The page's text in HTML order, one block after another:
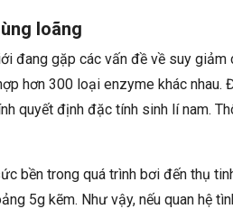
loãng
đang gặp các vấn đề về suy giảm
hơn 300 loại enzyme khác nhau.
quyết định đặc tính sinh lí nam.
bền trong quá trình bơi đến thụ
5g kẽm. Như vậy, nếu quan hệ